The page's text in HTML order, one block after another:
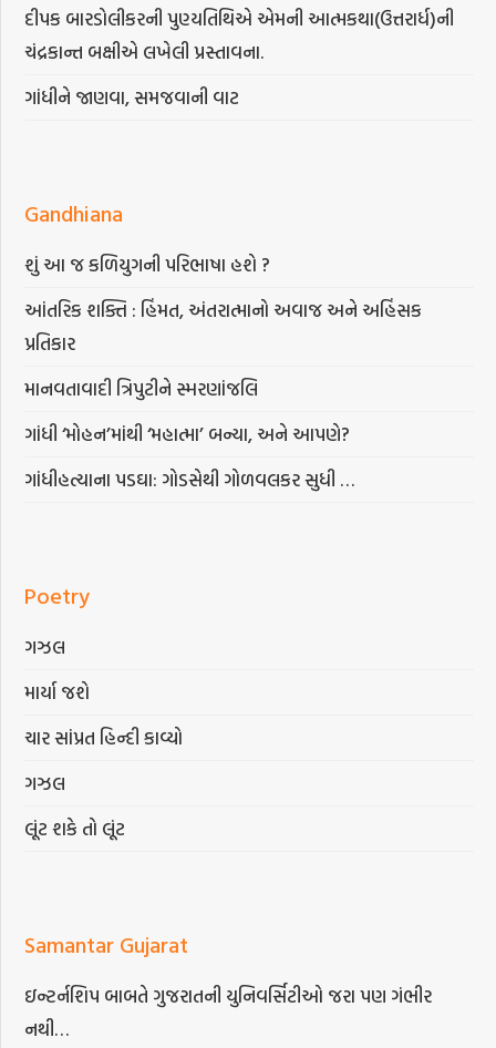
દીપક બારડોલીકરની પુણ્યતિથિએ એમની આત્મકથા(ઉત્તરાર્ધ)ની
ચંદ્રકાન્ત બક્ષીએ લખેલી પ્રસ્તાવના.
ગાંધીને જાણવા, સમજવાની વાટ
Gandhiana
શું આ જ કળિયુગની પરિભાષા હશે ?
આંતરિક શક્તિ : હિંમત, અંતરાત્માનો અવાજ અને અહિંસક
પ્રતિકાર
માનવતાવાદી ત્રિપુટીને સ્મરણાંજલિ
ગાંધી ‘મોહન’માંથી ‘મહાત્મા’ બન્યા, અને આપણે?
ગાંધીહત્યાના પડઘા: ગોડસેથી ગોળવલકર સુધી …
Poetry
ગઝલ
માર્યા જશે
ચાર સાંપ્રત હિન્દી કાવ્યો
ગઝલ
લૂંટ શકે તો લૂંટ
Samantar Gujarat
ઇન્ટર્નશિપ બાબતે ગુજરાતની યુનિવર્સિટીઓ જરા પણ ગંભીર
નથી…